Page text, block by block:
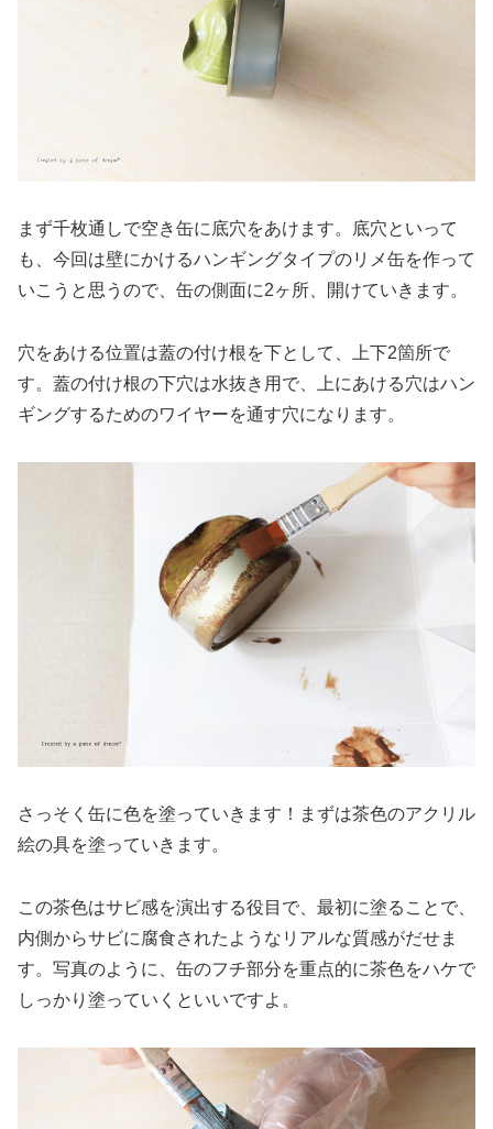
まず千枚通しで空き缶に底穴をあけます。底穴といって
も、今回は壁にかけるハンギングタイプのリメ缶を作って
いこうと思うので、缶の側面に2ヶ所、開けていきます。
穴をあける位置は蓋の付け根を下として、上下2箇所で
す。蓋の付け根の下穴は水抜き用で、上にあける穴はハン
ギングするためのワイヤーを通す穴になります。
さっそく缶に色を塗っていきます！まずは茶色のアクリル
絵の具を塗っていきます。
この茶色はサビ感を演出する役目で、最初に塗ることで、
内側からサビに腐食されたようなリアルな質感がだせま
す。写真のように、缶のフチ部分を重点的に茶色をハケで
しっかり塗っていくといいですよ。